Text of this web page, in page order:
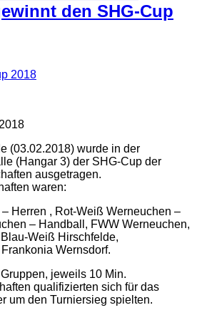
den SHG-Cup
(03.02.2018) wurde in der
(Hangar 3) der SHG-Cup der
ausgetragen.
waren:
Herren , Rot-Weiß Werneuchen –
– Handball, FWW Werneuchen,
Weiß Hirschfelde,
Wernsdorf.
jeweils 10 Min.
qualifizierten sich für das
um den Turniersieg spielten.